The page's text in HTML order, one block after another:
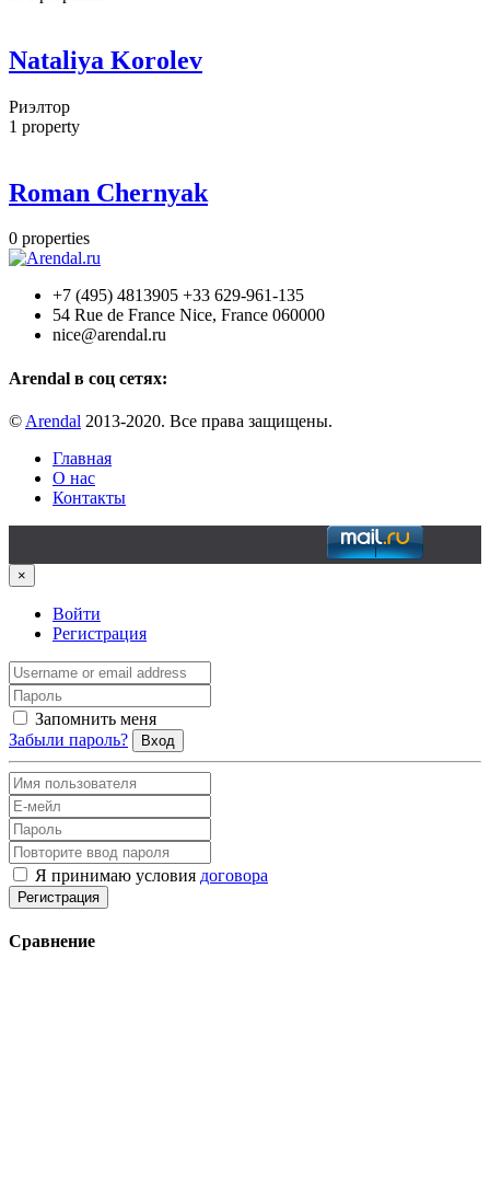
Nataliya Korolev
Риэлтор
1 property
Roman Chernyak
0 properties
+7 (495) 4813905 +33 629-961-135
54 Rue de France Nice, France 060000
nice@arendal.ru
Arendal в соц сетях:
© Arendal 2013-2020. Все права защищены.
Главная
О нас
Контакты
×
Войти
Регистрация
Запомнить меня
Забыли пароль?
Вход
Я принимаю условия договора
Регистрация
Сравнение